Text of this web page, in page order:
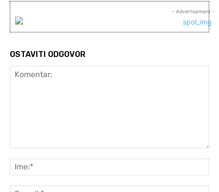
- Advertisement -
OSTAVITI ODGOVOR